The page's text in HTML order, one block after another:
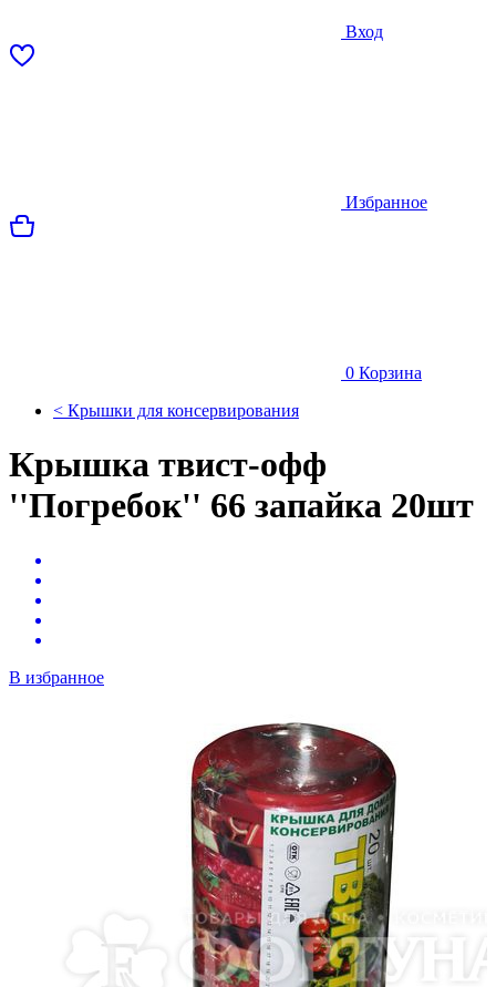
Вход
Избранное
0 Корзина
< Крышки для консервирования
Крышка твист-офф
''Погребок'' 66 запайка 20шт
В избранное